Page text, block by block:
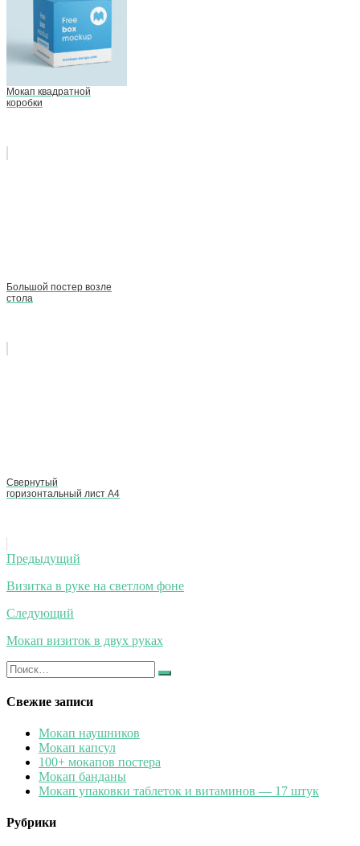
Мокап квадратной
коробки
Большой постер возле
стола
Свернутый
горизонтальный лист А4
Навигация
по
записям
Предыдущий
Визитка в руке на светлом фоне
Следующий
Мокап визиток в двух руках
Искать:
Найти
Свежие записи
Мокап наушников
Мокап капсул
100+ мокапов постера
Мокап банданы
Мокап упаковки таблеток и витаминов — 17 штук
Рубрики